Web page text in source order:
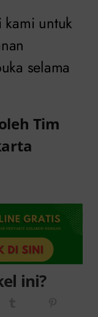
untuk
selama
Tim
ini?